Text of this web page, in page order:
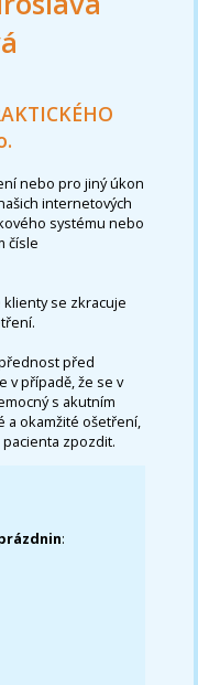
nebo pro jiný úkon
internetových
systému nebo
čísle
se zkracuje
před
v případě, že se v
s akutním
a okamžité ošetření,
zpozdit.
: